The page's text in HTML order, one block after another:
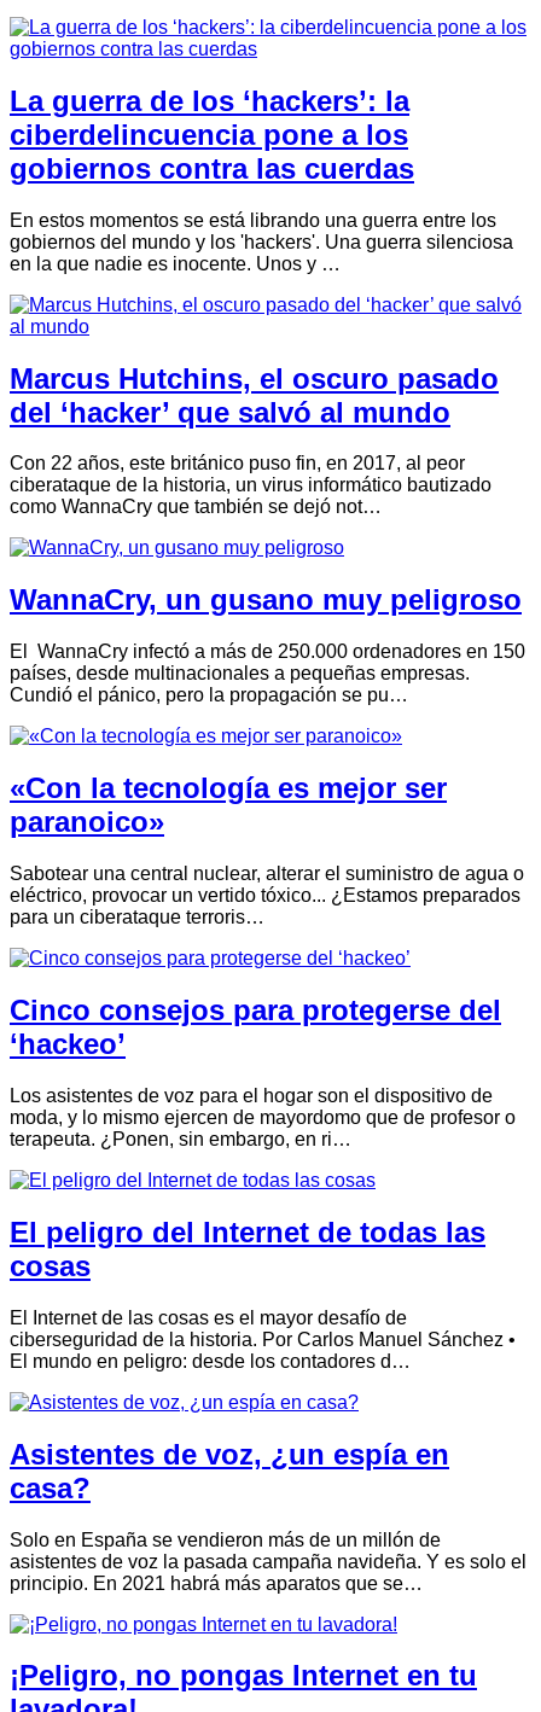
La guerra de los ‘hackers’: la
ciberdelincuencia pone a los
gobiernos contra las cuerdas
En estos momentos se está librando una guerra entre los
gobiernos del mundo y los 'hackers'. Una guerra silenciosa
en la que nadie es inocente. Unos y …
Marcus Hutchins, el oscuro pasado
del ‘hacker’ que salvó al mundo
Con 22 años, este británico puso fin, en 2017, al peor
ciberataque de la historia, un virus informático bautizado
como WannaCry que también se dejó not…
WannaCry, un gusano muy peligroso
El WannaCry infectó a más de 250.000 ordenadores en 150
países, desde multinacionales a pequeñas empresas.
Cundió el pánico, pero la propagación se pu…
«Con la tecnología es mejor ser
paranoico»
Sabotear una central nuclear, alterar el suministro de agua o
eléctrico, provocar un vertido tóxico... ¿Estamos preparados
para un ciberataque terroris…
Cinco consejos para protegerse del
‘hackeo’
Los asistentes de voz para el hogar son el dispositivo de
moda, y lo mismo ejercen de mayordomo que de profesor o
terapeuta. ¿Ponen, sin embargo, en ri…
El peligro del Internet de todas las
cosas
El Internet de las cosas es el mayor desafío de
ciberseguridad de la historia. Por Carlos Manuel Sánchez •
El mundo en peligro: desde los contadores d…
Asistentes de voz, ¿un espía en
casa?
Solo en España se vendieron más de un millón de
asistentes de voz la pasada campaña navideña. Y es solo el
principio. En 2021 habrá más aparatos que se…
¡Peligro, no pongas Internet en tu